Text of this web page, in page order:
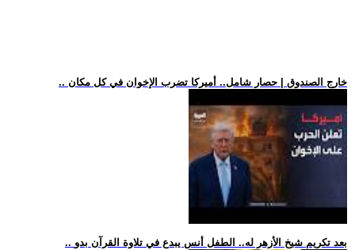
.. خارج الصندوق | حصار شامل.. أميركا تضرب الإخوان في كل مكان
.. بعد تكريم شيخ الأزهر له.. الطفل أنس يبدع في تلاوة القرآن بدو